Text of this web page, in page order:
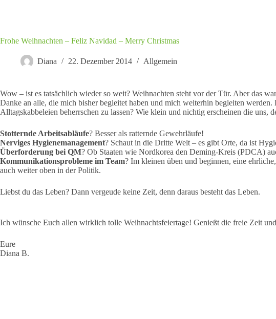
Frohe Weihnachten – Feliz Navidad – Merry Christmas
Diana 22. Dezember 2014 Allgemein
Wow – ist es tatsächlich wieder so weit? Weihnachten steht vor der Tür. Aber das
Danke an alle, die mich bisher begleitet haben und mich weiterhin begleiten
Alltagskabbeleien beherrschen zu lassen? Wie klein und nichtig erscheinen die
Stotternde Arbeitsabläufe? Besser als ratternde Gewehrläufe!
Nerviges Hygienemanagement? Schaut in die Dritte Welt – es gibt Orte, da ist
Überforderung bei QM? Ob Staaten wie Nordkorea den Deming-Kreis (PDCA)
Kommunikationsprobleme im Team? Im kleinen üben und beginnen, eine
auch weiter oben in der Politik.
Liebst du das Leben? Dann vergeude keine Zeit, denn daraus besteht das Leben.
Ich wünsche Euch allen wirklich tolle Weihnachtsfeiertage! Genießt die freie Zeit
Eure
Diana B.